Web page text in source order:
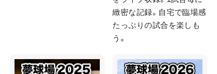
緻密な記録。自宅で臨場感
たっぷりの試合を楽しも
う。